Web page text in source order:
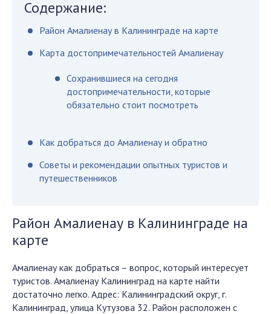
Содержание:
Район Амалиенау в Калининграде на карте
Карта достопримечательностей Амалиенау
Сохранившиеся на сегодня
достопримечательности, которые
обязательно стоит посмотреть
Как добраться до Амалиенау и обратно
Советы и рекомендации опытных туристов и
путешественников
Район Амалиенау в Калининграде на
карте
Амалиенау как добраться – вопрос, который интересует
туристов. Амалиенау Калининград на карте найти
достаточно легко. Адрес: Калининградский округ, г.
Калининград, улица Кутузова 32. Район расположен с